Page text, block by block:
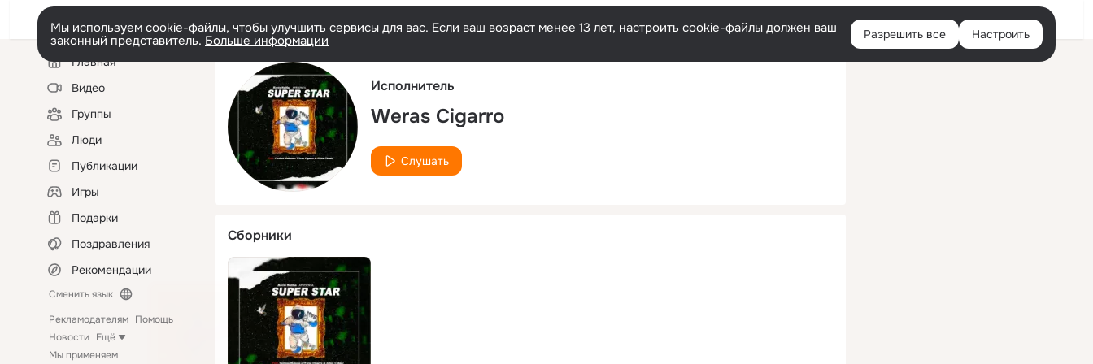
Русский Войти
Мы используем cookie-файлы, чтобы улучшить сервисы для вас. Если ваш возраст менее 13 лет, настроить cookie-файлы должен ваш
законный представитель. Больше информации Разрешить все Настроить
Левая
колонкаГлавная
Видео
Группы
Люди
Публикации
Игры
Подарки
Поздравления
Рекомендации
Сменить язык
Рекламодателям Помощь
Новости Ещё
Мы применяем
Исполнитель
Weras Cigarro
Слушать
Сборники